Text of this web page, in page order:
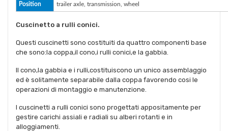
Position trailer axle, transmission, wheel
Cuscinetto a rulli conici.
Questi cuscinetti sono costituiti da quattro componenti base
che sono:la coppa,il cono,i rulli conici,e la gabbia.
Il cono,la gabbia e i rulli,costituiscono un unico assemblaggio
ed è solitamente separabile dalla coppa favorendo cosi le
operazioni di montaggio e manutenzione.
I cuscinetti a rulli conici sono progettati appositamente per
gestire carichi assiali e radiali su alberi rotanti e in
alloggiamenti.